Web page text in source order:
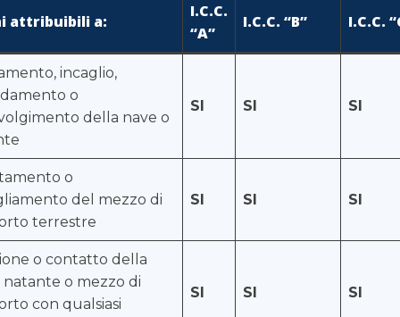
attribuibili a:
I.C.C.
“A”
I.C.C. “B” I.C.C.
incaglio,
o
della nave o
SI SI SI
o
del mezzo di
terrestre
SI SI SI
o contatto della
natante o mezzo di
con qualsiasi
SI SI SI